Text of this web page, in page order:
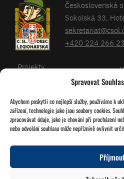
Spravovat
Abychom poskytli co nejlepší služby, používáme k
zařízení, technologie jako jsou soubory cookies.
zpracovávat údaje, jako je chování při procházení
nebo odvolání souhlasu může nepříznivě ovlivnit
Československá
Sokolská 33,
+420 224 266
Sledujte nás!
Projekty
Kalendář
O nás